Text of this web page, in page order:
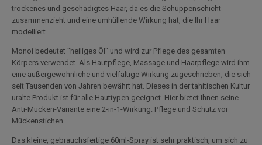
trockenes und geschädigtes Haar, da es die Schuppenschicht
zusammenzieht und eine umhüllende Wirkung hat, die Ihr Haar
modelliert.
Monoi bedeutet "heiliges Öl" und wird zur Pflege des gesamten
Körpers verwendet. Als Hautpflege, Massage und Haarpflege wird ihm
eine außergewöhnliche und vielfältige Wirkung zugeschrieben, die sich
seit Tausenden von Jahren bewährt hat. Dieses in der tahitischen Kultur
uralte Produkt ist für alle Hauttypen geeignet. Hier bietet Ihnen seine
Anti-Mücken-Variante eine 2-in-1-Wirkung: Pflege und Schutz vor
Mückenstichen.
Das kleine, gebrauchsfertige 60ml-Spray ist sehr praktisch, um sich zu